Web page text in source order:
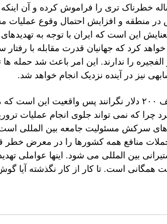
خطرناک تری را فراموش کرده و آن
در منطقه و افزایش احتمال وقوع عملیات
این است که ایران با توجه به
کرد که جهانیان قدرت مقابله با رفتار
را ندارند. این امر باعث شد حمله ها
نیز در آینده نزدیک انجام خواهد شد.
اگر این کشورها از افزایش قیمت انرژی تا سقف ۲۰۰ دلار نگرانند پس
که نمی تواند جلوی انجام عملیات
های سرکش مسئولیت جامعه بین المللی
این حملات منافع همه کشورها را در معرض
بین المللی می شود. اینها عواملی
است. تا کار از کار نگذشته آیا